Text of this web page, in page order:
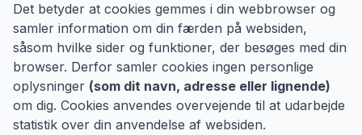
Det betyder at cookies gemmes i din webbrowser og
samler information om din færden på websiden,
såsom hvilke sider og funktioner, der besøges med din
browser. Derfor samler cookies ingen personlige
oplysninger (som dit navn, adresse eller lignende)
om dig. Cookies anvendes overvejende til at udarbejde
statistik over din anvendelse af websiden.